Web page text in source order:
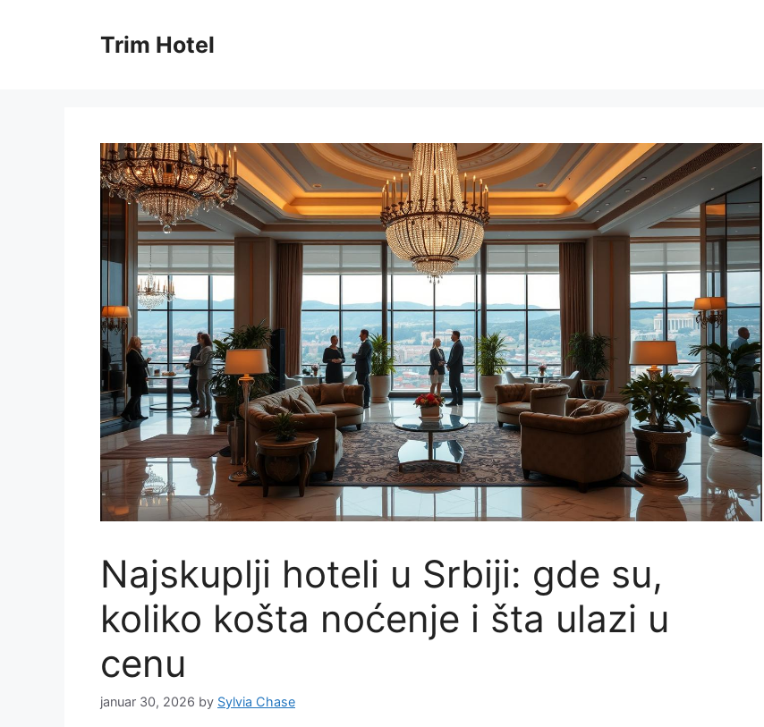
Trim Hotel
Najskuplji hoteli u Srbiji: gde su,
koliko košta noćenje i šta ulazi u
cenu
januar 30, 2026 by Sylvia Chase